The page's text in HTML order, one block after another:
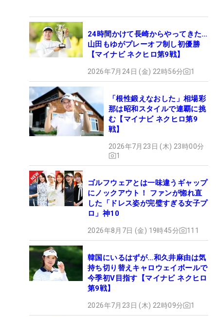
24時間かけて長崎からやってきた…
山田もゆがプレーオフ制し初優勝
【マイナビ ネクヒロ第9戦】
2026年7月24日 (金) 22時56分 1
「根性鍛えなおした」相場彩
那は昭和スタイルで連覇に挑
む【マイナビ ネクヒロ第9
戦】
2026年7月23日 (木) 23時00分
1
ゴルフウェアとは一味違うギャップ
にノックアウト！ ファンが惚れ直
した「ドレス姿が完璧すぎる女子プ
ロ」神10
2026年8月7日 (金) 19時45分 111
韓国にいるはずが…和久井麻由は気
持ち切り替えキャロウェイボールで
今季初V目指す【マイナビ ネクヒロ
第9戦】
2026年7月23日 (木) 22時09分 1